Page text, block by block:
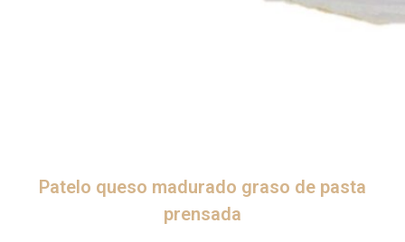
Patelo queso madurado graso de pasta
prensada